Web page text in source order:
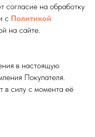
согласие на обработку
с Политикой
на сайте.
в настоящую
Покупателя.
в силу с момента её